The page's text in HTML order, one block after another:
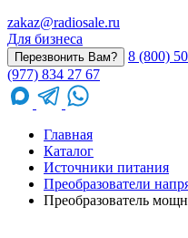
zakaz@radiosale.ru
Для бизнеса
Перезвонить Вам? 8 (800)
(977) 834 27 67
Главная
Каталог
Источники питания
Преобразователи
Преобразователь